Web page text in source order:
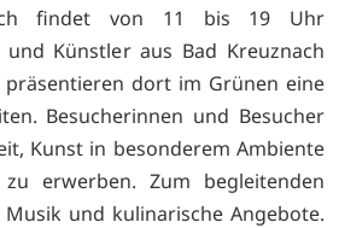
findet von 11 bis 19 Uhr
Künstler aus Bad Kreuznach
dort im Grünen eine
Besucherinnen und Besucher
Kunst in besonderem Ambiente
erwerben. Zum begleitenden
und kulinarische Angebote.